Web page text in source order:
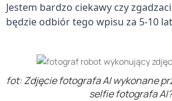
Jestem bardzo ciekawy czy
będzie odbiór tego wpisu za 5-10
fot: Zdjęcie fotografa AI wykonane
selfie fotografa